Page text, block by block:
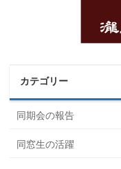
カテゴリー
同期会の報告
同窓生の活躍